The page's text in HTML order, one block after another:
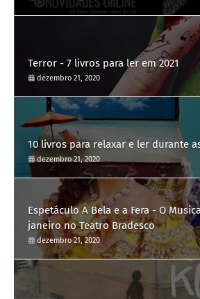
Terror - 7 livros para ler em 2021
dezembro 21, 2020
10 livros para relaxar e ler durante
dezembro 21, 2020
Espetáculo A Bela e a Fera - O
janeiro no Teatro Bradesco
dezembro 21, 2020